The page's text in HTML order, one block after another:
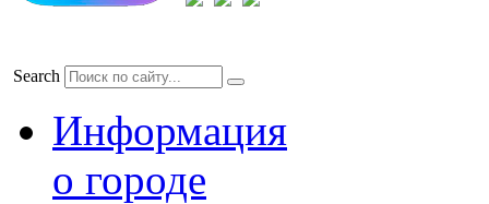
Search
Информация
о городе